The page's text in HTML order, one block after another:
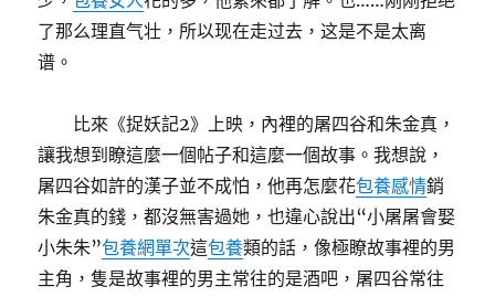
了那么理直气壮，所以现在走过去，这是不是太离
谱。
比來《捉妖記2》上映，內裡的屠四谷和朱金真，
讓我想到瞭這麼一個帖子和這麼一個故事。我想說，
屠四谷如許的漢子並不成怕，他再怎麼花包養感情銷
朱金真的錢，都沒無害過她，也違心說出“小屠屠會娶
小朱朱”包養網單次這包養類的話，像極瞭故事裡的男
主角，隻是故事裡的男主常往的是酒吧，屠四谷常往